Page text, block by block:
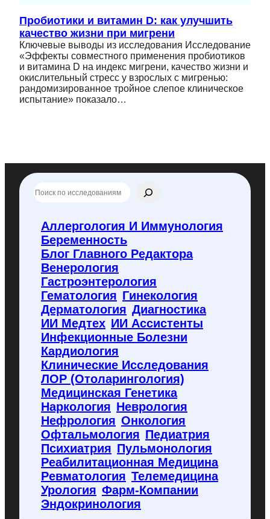
Пробиотики и витамин D: как улучшить
качество жизни при мигрени
Ключевые выводы из исследования Исследование
«Эффекты совместного применения пробиотиков
и витамина D на индекс мигрени, качество жизни и
окислительный стресс у взрослых с мигренью:
рандомизированное тройное слепое клиническое
испытание» показало…
о
Аллергология И Иммунология
Беременность
Блог Главного Редактора
Венерология
Гастроэнтерология
Гематология Гинекология
Дерматология Диагностика
ИИ Медтех ИИ Ассистенты
Инфекционные Болезни
Кардиология
Клинические Исследования
ЛОР (отоларингология)
Медицинская Генетика
Наркология Неврология
Нефрология Онкология
Офтальмология Педиатрия
Психиатрия Пульмонология
Реабилитационная Медицина
Ревматология Телемедицина
Урология Фарм-Компании
Эндокринология